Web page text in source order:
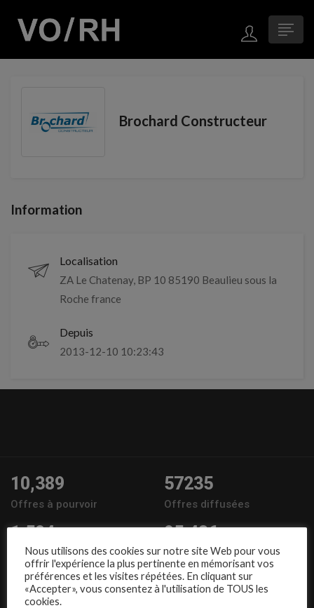
Brochard Constructeur
Information
Localisation
ZA Le Chatenay, BP 10 85190 Beaulieu sous la
Roche france
Depuis
2013-12-10 10:23:43
10,389
Offres à pourvoir
57235
Offres diffusées
1,504
Entreprises
95,486
Candidats
Nous suivre
Nous utilisons des cookies sur notre site Web pour vous
offrir l'expérience la plus pertinente en mémorisant vos
préférences et les visites répétées. En cliquant sur
«Accepter», vous consentez à l'utilisation de TOUS les
cookies.